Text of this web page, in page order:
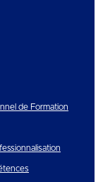
de Formation